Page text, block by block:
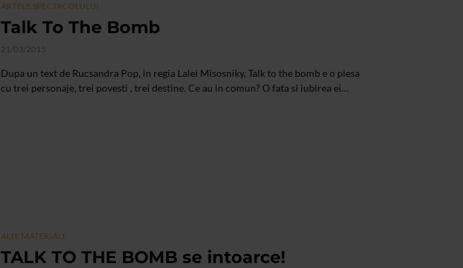
ARTELE SPECTACOLULUI
Talk To The Bomb
21/03/2015
Dupa un text de Rucsandra Pop, in regia Lalei Misosniky, Talk to the bomb e o piesa
cu trei personaje, trei povesti , trei destine. Ce au in comun? O fata si iubirea ei…
ALTE MATERIALE
TALK TO THE BOMB se intoarce!